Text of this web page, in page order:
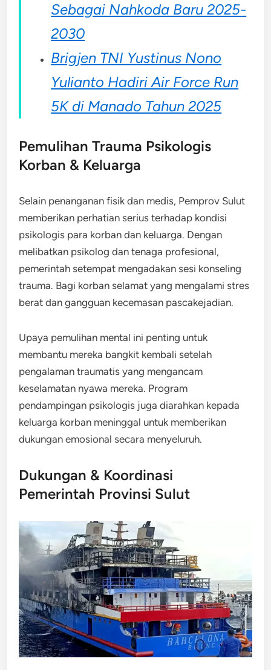
Sebagai Nahkoda Baru 2025-
2030
Brigjen TNI Yustinus Nono
Yulianto Hadiri Air Force Run
5K di Manado Tahun 2025
Pemulihan Trauma Psikologis
Korban & Keluarga
Selain penanganan fisik dan medis, Pemprov Sulut
memberikan perhatian serius terhadap kondisi
psikologis para korban dan keluarga. Dengan
melibatkan psikolog dan tenaga profesional,
pemerintah setempat mengadakan sesi konseling
trauma. Bagi korban selamat yang mengalami stres
berat dan gangguan kecemasan pascakejadian.
Upaya pemulihan mental ini penting untuk
membantu mereka bangkit kembali setelah
pengalaman traumatis yang mengancam
keselamatan nyawa mereka. Program
pendampingan psikologis juga diarahkan kepada
keluarga korban meninggal untuk memberikan
dukungan emosional secara menyeluruh.
Dukungan & Koordinasi
Pemerintah Provinsi Sulut